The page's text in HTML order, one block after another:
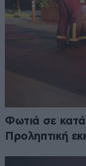
Φωτιά σε
Προληπτική